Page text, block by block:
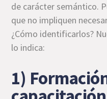
de carácter semántico.
que no impliquen
¿Cómo identificarlos?
lo indica:
1)